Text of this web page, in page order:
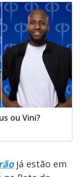
ou Vini?
já estão em